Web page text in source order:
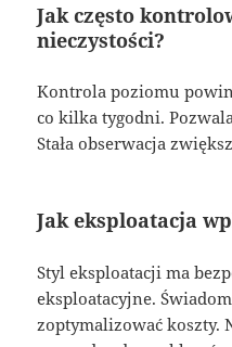
Jak często
nieczystości?
Kontrola poziomu
co kilka tygodni.
Stała obserwacja
Jak eksploatacja
Styl eksploatacji ma
eksploatacyjne.
zoptymalizować koszty.